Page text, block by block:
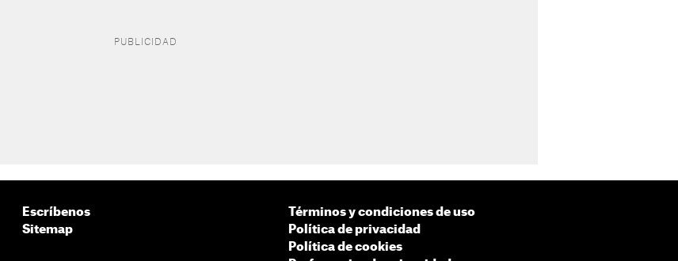
Escríbenos
Sitemap
Términos y condiciones de uso
Política de privacidad
Política de cookies